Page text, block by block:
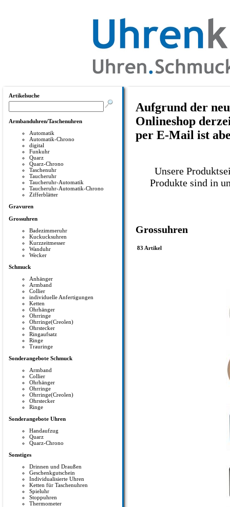
Artikelsuche
Armbanduhren/Taschenuhren
Automatik
Automatik-Chrono
digital
Funkuhr
Quarz
Quarz-Chrono
Taschenuhr
Taucheruhr
Taucheruhr-Automatik
Taucheruhr-Automatik-Chrono
Zifferblätter
Gravuren
Grossuhren
Badezimmeruhr
Kuckucksuhren
Kurzzeitmesser
Wanduhr
Wecker
Schmuck
Anhänger
Armband
Collier
individuelle Anfertigungen
Ketten
Ohrhänger
Ohrringe
Ohrringe(Creolen)
Ohrstecker
Ringaufsatz
Ringe
Trauringe
Sonderangebote Schmuck
Armband
Collier
Ohrhänger
Ohrringe
Ohrringe(Creolen)
Ohrstecker
Ringe
Sonderangebote Uhren
Handaufzug
Quarz
Quarz-Chrono
Sonstiges
Drinnen und Draußen
Geschenkgutschein
Individualisierte Uhren
Ketten für Taschenuhren
Spieluhr
Stoppuhren
Thermometer
Aufgrund der
Onlineshop
per E-Mail ist
Unsere
Produkte sind in
Grossuhren
83 Artikel